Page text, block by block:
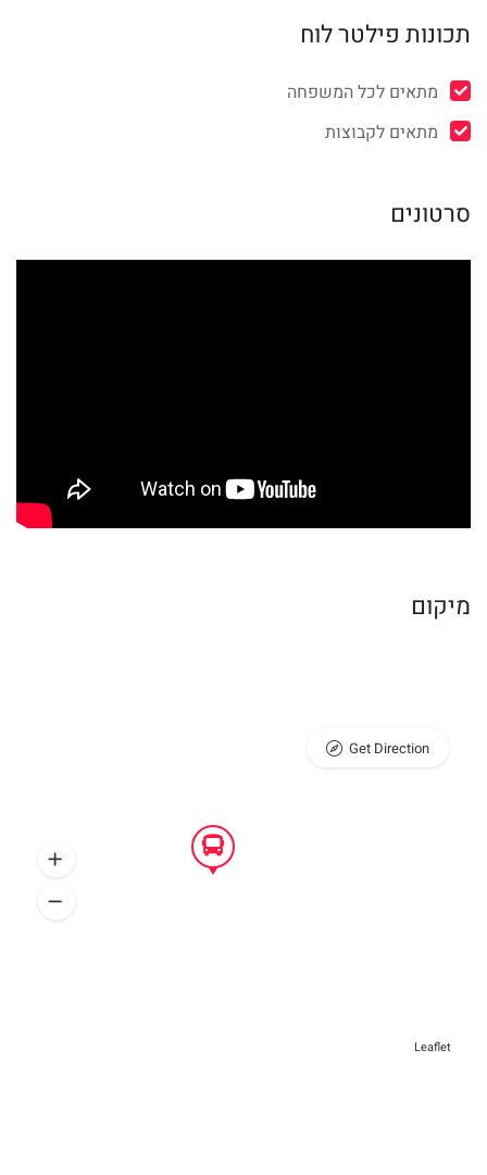
תכונות פילטר לוח
מתאים לכל המשפחה
מתאים לקבוצות
סרטונים
מיקום
Leaflet
Get Direction